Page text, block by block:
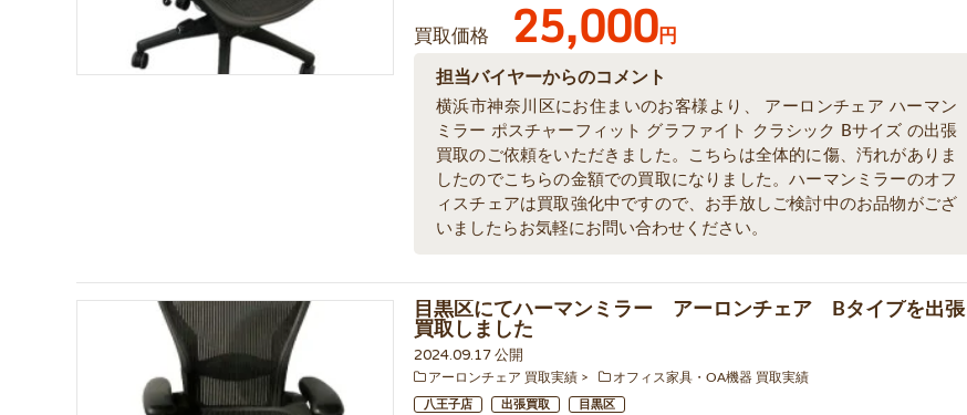
買取価格 25,000円
担当バイヤーからのコメント
横浜市神奈川区にお住まいのお客様より、 アーロンチェア ハーマン
ミラー ポスチャーフィット グラファイト クラシック Bサイズ の出張
買取のご依頼をいただきました。こちらは全体的に傷、汚れがありま
したのでこちらの金額での買取になりました。ハーマンミラーのオフ
ィスチェアは買取強化中ですので、お手放しご検討中のお品物がござ
いましたらお気軽にお問い合わせください。
目黒区にてハーマンミラー アーロンチェア Bタイプを出張
買取しました
2024.09.17 公開
アーロンチェア 買取実績 オフィス家具・OA機器 買取実績
八王子店 出張買取 目黒区